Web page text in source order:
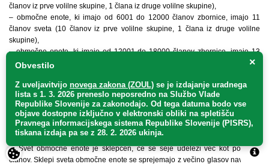
članov iz prve volilne skupine, 1 člana iz druge volilne skupine),
– območne enote, ki imajo od 6001 do 12000 članov zbornice, imajo 11
članov sveta (10 članov iz prve volilne skupine, 1 člana iz druge volilne
skupine),
– območne enote, ki imajo od 12001 do 18000 članov zbornice, imajo 13
članov sveta (12 članov iz prve volilne skupine, 1 člana iz druge volilne
– območne enote, ki imajo nad 18000 članov zbornice, imajo 15 članov sveta
(14 članov iz prve volilne skupine, 1 člana iz druge volilne skupine).
46. člen
Svet območne enote je sklepčen, če se seje udeleži več kot polovica
članov. Sklepi sveta območne enote se sprejemajo z večino glasov navzočih
×
Obvestilo
Z uveljavitvijo novega zakona (ZOUL) se je izdajanje uradnega
lista s 1. 3. 2026 preneslo neposredno na Službo Vlade
Republike Slovenije za zakonodajo. Od tega datuma bodo vse
objave dostopne izključno v elektronski obliki na spletišču
Pravnega informacijskega sistema Republike Slovenije (PISRS),
tiskana izdaja pa se z 28. 2. 2026 ukinja.